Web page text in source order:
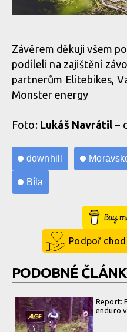
Závěrem děkuji všem
podíleli na zajištění
partnerům Elitebikes,
Monster energy
Foto: Lukáš Navrátil –
downhill
Bíla
Buy
Podpoř chod
PODOBNÉ
Report:
enduro v